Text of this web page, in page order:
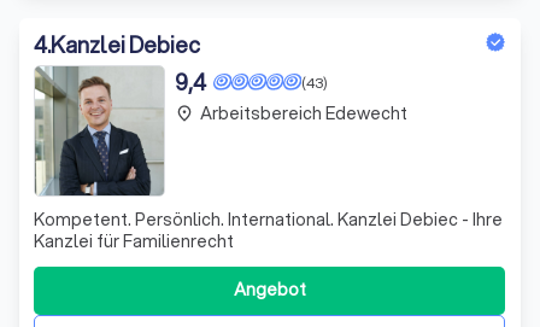
4.Kanzlei Debiec
(43)
9,4
Kompetent. Persönlich. International. Kanzlei Debiec - Ihre
Kanzlei für Familienrecht
Angebot
place Arbeitsbereich Edewecht